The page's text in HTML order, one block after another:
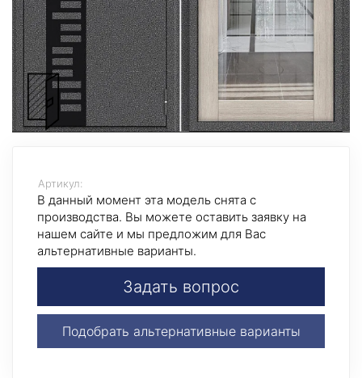
Артикул:
В данный момент эта модель снята с
производства. Вы можете оставить заявку на
нашем сайте и мы предложим для Вас
альтернативные варианты.
Задать вопрос
Подобрать альтернативные варианты